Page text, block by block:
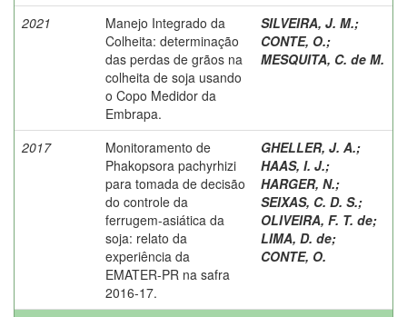
2021
Manejo Integrado da
Colheita: determinação
das perdas de grãos na
colheita de soja usando
o Copo Medidor da
Embrapa.
SILVEIRA, J. M.;
CONTE, O.;
MESQUITA, C. de M.
2017
Monitoramento de
Phakopsora pachyrhizi
para tomada de decisão
do controle da
ferrugem-asiática da
soja: relato da
experiência da
EMATER-PR na safra
2016-17.
GHELLER, J. A.;
HAAS, I. J.;
HARGER, N.;
SEIXAS, C. D. S.;
OLIVEIRA, F. T. de;
LIMA, D. de;
CONTE, O.